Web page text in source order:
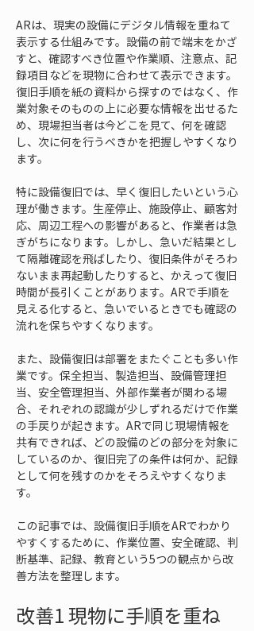
ARは、現実の設備にデジタル情報を重ねて
表示する仕組みです。設備の前で端末をかざ
すと、確認すべき位置や作業順、注意点、記
録項目などを現物に合わせて表示できます。
復旧手順を紙の資料から探すのではなく、作
業対象そのものの上に必要な情報を出せるた
め、現場担当者は今どこを見て、何を確認
し、次に何を行うべきかを把握しやすくなり
ます。
特に設備復旧では、早く復旧したいという心
理が働きます。生産停止、施設停止、顧客対
応、周辺工程への影響があると、作業者は急
ぎがちになります。しかし、急いだ結果とし
て隔離確認を飛ばしたり、復旧条件がそろわ
ないまま再起動したりすると、かえって復旧
時間が長引くことがあります。ARで手順を
見える化すると、急いでいるときでも確認の
流れを保ちやすくなります。
また、設備復旧は部署をまたぐことも多い作
業です。保全担当、製造担当、設備管理担
当、安全管理担当、外部作業者が関わる場
合、それぞれの認識が少しずれるだけで作業
の手戻りが起きます。ARで同じ現場情報を
共有できれば、どの設備のどの部分を対象に
しているのか、復旧完了の条件は何か、記録
として何を残すのかをそろえやすくなりま
す。
この記事では、設備復旧手順をARでわかり
やすくするために、作業位置、安全確認、判
断基準、記録、教育という5つの観点から改
善方法を整理します。
改善1 現物に手順を重ね